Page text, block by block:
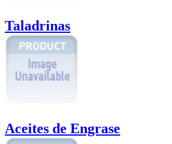
Taladrinas
Aceites de Engrase